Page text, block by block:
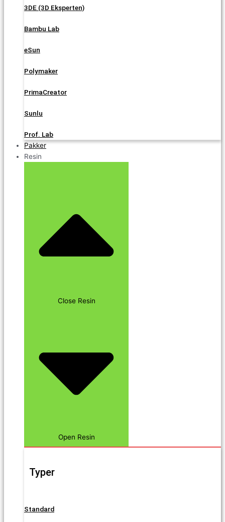
3DE (3D Eksperten)
Bambu Lab
eSun
Polymaker
PrimaCreator
Sunlu
Prof. Lab
Pakker
Resin
Close Resin
Open Resin
Typer
Standard